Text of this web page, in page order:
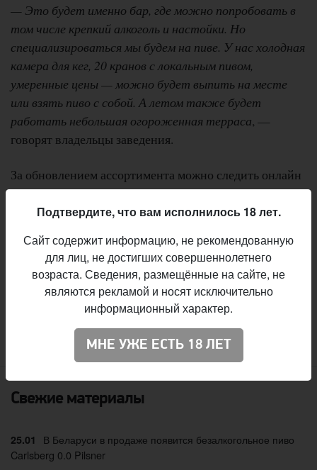
— Это будет именно бар, где можно попробовать в
том числе крепкий алкоголь и настойки. Но
специализироваться мы будем на пиве. У нас холодная
камера для кег, 20 кранов с локальным пивом,
умеренные цены — можно будет выпить на месте
или взять пиво с собой. А летом также будет
работать небольшая огороженная терраса, —
говорят владельцы заведения.
За обновлением ассортимента можно следить онлайн
вкаталогеPivo.by, а также с помощьюэкранаPivo.by в
самом баре. Открытие состоится 12 июля.
Бар-магазин «Барсук». Адрес: г. Минск, ул. Братская,
6. Телефон: +375 25 5010631.
Вячеслав Радионов
Свежие материалы
25.01
В Беларуси в продаже появится безалкогольное пиво
Carlsberg 0.0 Pilsner
Подтвердите, что вам исполнилось 18 лет.
Сайт содержит информацию, не рекомендованную
для лиц, не достигших совершеннолетнего
возраста. Сведения, размещённые на сайте, не
являются рекламой и носят исключительно
информационный характер.
МНЕ УЖЕ ЕСТЬ 18 ЛЕТ